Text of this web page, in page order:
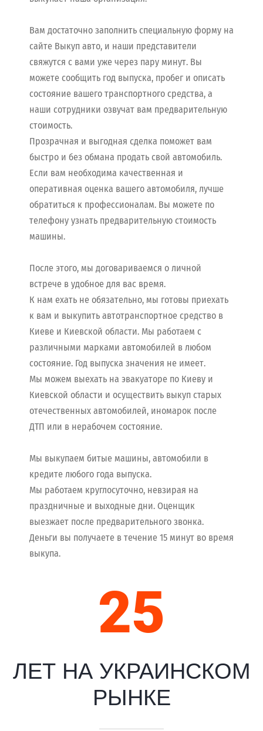
Вам достаточно заполнить специальную форму на
сайте Выкуп авто, и наши представители
свяжутся с вами уже через пару минут. Вы
можете сообщить год выпуска, пробег и описать
состояние вашего транспортного средства, а
наши сотрудники озвучат вам предварительную
стоимость.
Прозрачная и выгодная сделка поможет вам
быстро и без обмана продать свой автомобиль.
Если вам необходима качественная и
оперативная оценка вашего автомобиля, лучше
обратиться к профессионалам. Вы можете по
телефону узнать предварительную стоимость
машины.
После этого, мы договариваемся о личной
встрече в удобное для вас время.
К нам ехать не обязательно, мы готовы приехать
к вам и выкупить автотранспортное средство в
Киеве и Киевской области. Мы работаем с
различными марками автомобилей в любом
состояние. Год выпуска значения не имеет.
Мы можем выехать на эвакуаторе по Киеву и
Киевской области и осуществить выкуп старых
отечественных автомобилей, иномарок после
ДТП или в нерабочем состояние.
Мы выкупаем битые машины, автомобили в
кредите любого года выпуска.
Мы работаем круглосуточно, невзирая на
праздничные и выходные дни. Оценщик
выезжает после предварительного звонка.
Деньги вы получаете в течение 15 минут во время
выкупа.
25
ЛЕТ НА УКРАИНСКОМ
РЫНКЕ